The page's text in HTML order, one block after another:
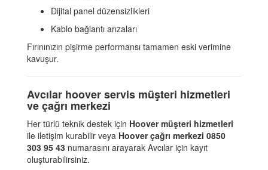
Dijital panel düzensizlikleri
Kablo bağlantı arızaları
Fırınınızın pişirme performansı tamamen eski verimine
kavuşur.
Avcılar hoover servis müşteri hizmetleri
ve çağrı merkezi
Her türlü teknik destek için Hoover müşteri hizmetleri
ile iletişim kurabilir veya Hoover çağrı merkezi 0850
303 95 43 numarasını arayarak Avcılar için kayıt
oluşturabilirsiniz.